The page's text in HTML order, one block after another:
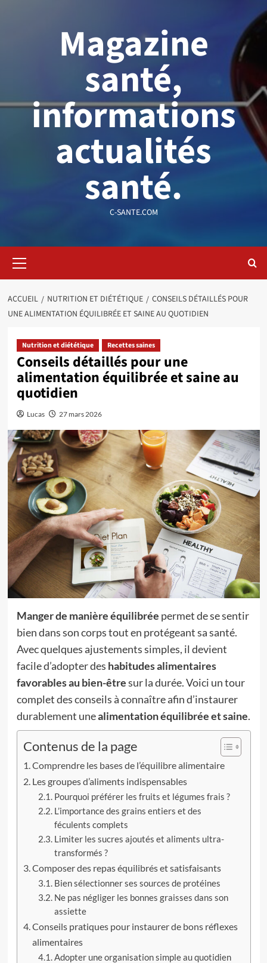
Magazine
santé,
informations
actualités
santé.
C-SANTE.COM
principal
ACCUEIL NUTRITION ET DIÉTÉTIQUE
CONSEILS DÉTAILLÉS POUR
UNE ALIMENTATION ÉQUILIBRÉE ET SAINE AU QUOTIDIEN
Nutrition et diététique Recettes saines
Conseils détaillés pour une
alimentation équilibrée et saine au
quotidien
Lucas 27 mars 2026
Manger de manière équilibrée permet de se sentir
bien dans son corps tout en protégeant sa santé.
Avec quelques ajustements simples, il devient
facile d’adopter des habitudes alimentaires
favorables au bien-êtresur la durée. Voici un tour
complet des conseils à connaître afin d’instaurer
durablement unealimentation équilibrée et saine.
Contenus de la page
Comprendre les bases de l’équilibre alimentaire
Les groupes d’aliments indispensables
Pourquoi préférer les fruits et légumes frais ?
L’importance des grains entiers et des
féculents complets
Limiter les sucres ajoutés et aliments ultra-
transformés ?
Composer des repas équilibrés et satisfaisants
Bien sélectionner ses sources de protéines
Ne pas négliger les bonnes graisses dans son
assiette
Conseils pratiques pour instaurer de bons réflexes
alimentaires
Adopter une organisation simple au quotidien